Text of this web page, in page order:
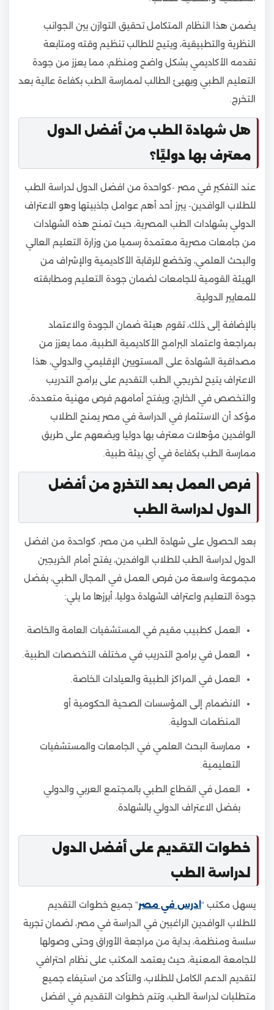
يضمن هذا النظام المتكامل تحقيق التوازن بين الجوانب
النظرية والتطبيقية، ويتيح للطالب تنظيم وقته ومتابعة
تقدمه الأكاديمي بشكل واضح ومنظم، مما يعزز من جودة
التعليم الطبي ويهيئ الطالب لممارسة الطب بكفاءة عالية بعد
التخرج.
هل شهادة الطب من أفضل الدول
معترف بها دوليًا؟
عند التفكير في مصر -كواحدة من افضل الدول لدراسة الطب
للطلاب الوافدين- يبرز أحد أهم عوامل جاذبيتها وهو الاعتراف
الدولي بشهادات الطب المصرية، حيث تمنح هذه الشهادات
من جامعات مصرية معتمدة رسميا من وزارة التعليم العالي
والبحث العلمي، وتخضع للرقابة الأكاديمية والإشراف من
الهيئة القومية للجامعات لضمان جودة التعليم ومطابقته
للمعايير الدولية.
بالإضافة إلى ذلك، تقوم هيئة ضمان الجودة والاعتماد
بمراجعة واعتماد البرامج الأكاديمية الطبية، مما يعزز من
مصداقية الشهادة على المستويين الإقليمي والدولي، هذا
الاعتراف يتيح لخريجي الطب التقديم على برامج التدريب
والتخصص في الخارج، ويفتح أمامهم فرص مهنية متعددة،
مؤكد أن الاستثمار في الدراسة في مصر يمنح الطلاب
الوافدين مؤهلات معترف بها دوليا ويضعهم على طريق
ممارسة الطب بكفاءة في أي بيئة طبية.
فرص العمل بعد التخرج من أفضل
الدول لدراسة الطب
بعد الحصول على شهادة الطب من مصر، كواحدة من افضل
الدول لدراسة الطب للطلاب الوافدين، يفتح أمام الخريجين
مجموعة واسعة من فرص العمل في المجال الطبي، بفضل
جودة التعليم واعتراف الشهادة دوليا، أبرزها ما يلي:
العمل كطبيب مقيم في المستشفيات العامة والخاصة.
العمل في برامج التدريب في مختلف التخصصات الطبية.
العمل في المراكز الطبية والعيادات الخاصة.
الانضمام إلى المؤسسات الصحية الحكومية أو
المنظمات الدولية.
ممارسة البحث العلمي في الجامعات والمستشفيات
التعليمية.
العمل في القطاع الطبي بالمجتمع العربي والدولي
بفضل الاعتراف الدولي بالشهادة.
خطوات التقديم على أفضل الدول
لدراسة الطب
يسهل مكتب “ ادرس في مصر” جميع خطوات التقديم
للطلاب الوافدين الراغبين في الدراسة في مصر، لضمان تجربة
سلسة ومنظمة، بداية من مراجعة الأوراق وحتى وصولها
للجامعة المعنية، حيث يعتمد المكتب على نظام احترافي
لتقديم الدعم الكامل للطلاب، والتأكد من استيفاء جميع
متطلبات لدراسة الطب، وتتم خطوات التقديم في افضل